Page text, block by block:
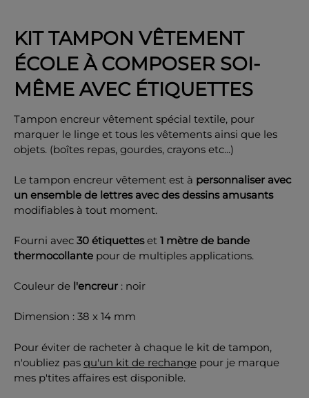
KIT TAMPON VÊTEMENT
ÉCOLE À COMPOSER SOI-
MÊME AVEC ÉTIQUETTES
Tampon encreur vêtement spécial textile, pour
marquer le linge et tous les vêtements ainsi que les
objets. (boîtes repas, gourdes, crayons etc...)
Le tampon encreur vêtement est à personnaliser avec
un ensemble de lettres avec des dessins amusants
modifiables à tout moment.
Fourni avec 30 étiquetteset 1 mètre de bande
thermocollante pour de multiples applications.
Couleur de l'encreur : noir
Dimension : 38 x 14 mm
Pour éviter de racheter à chaque le kit de tampon,
n'oubliez pas qu'un kit de rechange pour je marque
mes p'tites affaires est disponible.
OK